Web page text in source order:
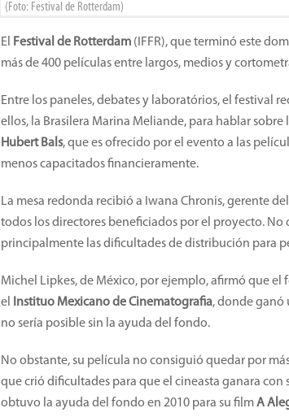
(Foto: Festival de Rotterdam)
El Festival de Rotterdam (IFFR), que terminó este
más de 400 películas entre largos, medios y
Entre los paneles, debates y laboratórios, el festival
ellos, la Brasilera Marina Meliande, para hablar
Hubert Bals, que es ofrecido por el evento a las
menos capacitados financieramente.
La mesa redonda recibió a Iwana Chronis, gerente
todos los directores beneficiados por el proyecto. No
principalmente las dificultades de distribución para
Michel Lipkes, de México, por ejemplo, afirmó que
el
Instituo Mexicano de Cinematografia, donde ganó
no sería posible sin la ayuda del fondo.
No obstante, su película no consiguió quedar por
que crió dificultades para que el cineasta ganara con
obtuvo la ayuda del fondo en 2010 para su filmA